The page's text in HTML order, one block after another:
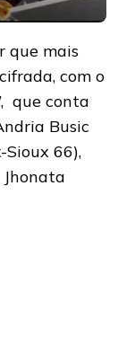
que mais
com o
que conta
Busic
Sioux 66),